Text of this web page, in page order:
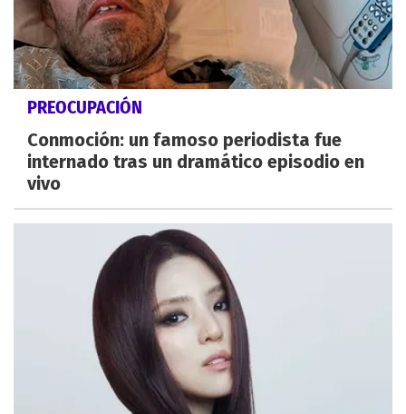
PREOCUPACIÓN
Conmoción: un famoso periodista fue
internado tras un dramático episodio en
vivo